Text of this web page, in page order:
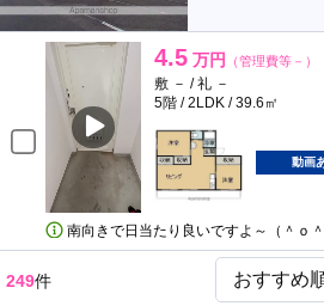
4.5 万円 （管理費等－）
敷 － / 礼 －
5階 / 2LDK / 39.6㎡
動画
南向きで日当たり良いですよ～（＾ｏ
249件